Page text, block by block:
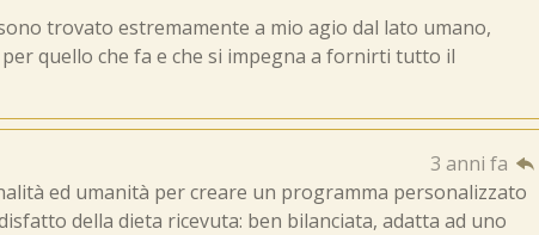
trovato estremamente a mio agio dal lato umano,
quello che fa e che si impegna a fornirti tutto il
3 anni fa
ed umanità per creare un programma personalizzato
della dieta ricevuta: ben bilanciata, adatta ad uno